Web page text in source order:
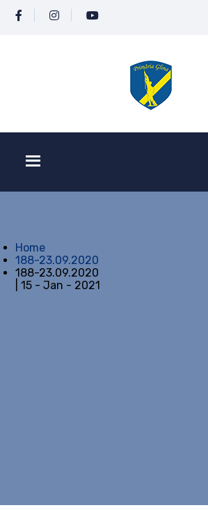
Home
188-23.09.2020
188-23.09.2020
| 15 - Jan - 2021